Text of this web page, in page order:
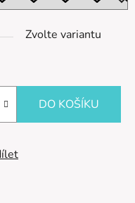
Zvolte variantu
DO KOŠÍKU